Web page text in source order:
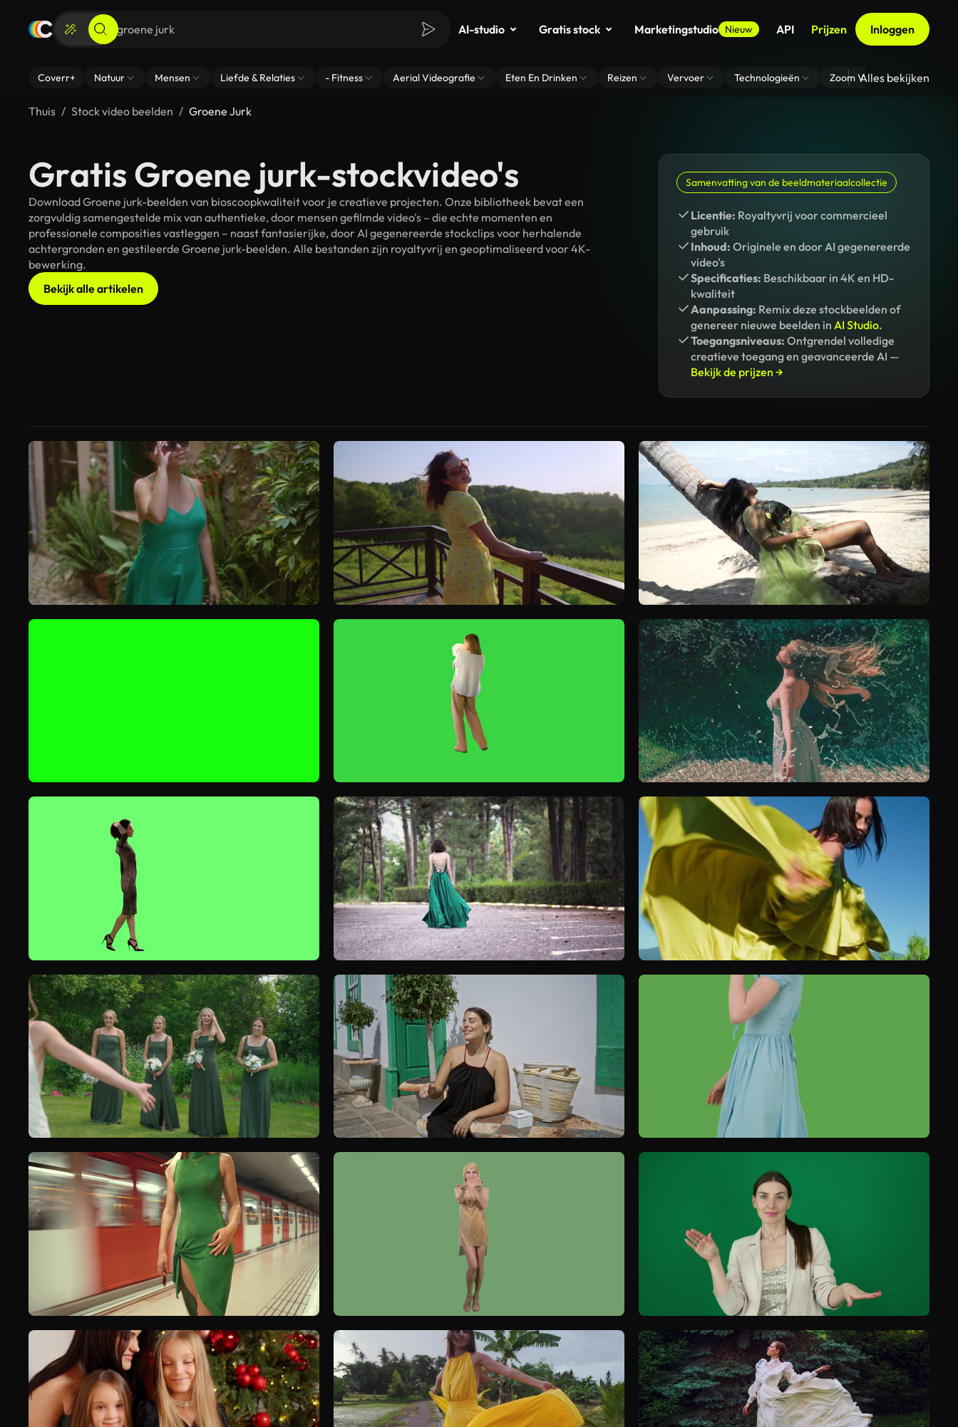
AI-studio Gratis stock Marketingstudio Nieuw API Prijzen Inloggen
Coverr+ Natuur Mensen Liefde & Relaties - Fitness Aerial Videografie Eten En Drinken Reizen Vervoer Technologieën Zoom Virtuele
Alles bekijken
Thuis Stock video beelden Groene Jurk
Gratis Groene jurk-stockvideo's
Download Groene jurk-beelden van bioscoopkwaliteit voor je creatieve projecten. Onze bibliotheek bevat een
zorgvuldig samengestelde mix van authentieke, door mensen gefilmde video's – die echte momenten en
professionele composities vastleggen – naast fantasierijke, door AI gegenereerde stockclips voor herhalende
achtergronden en gestileerde Groene jurk-beelden. Alle bestanden zijn royaltyvrij en geoptimaliseerd voor 4K-
bewerking.
Bekijk alle artikelen
Samenvatting van de beeldmateriaalcollectie
Licentie: Royaltyvrij voor commercieel
gebruik
Inhoud: Originele en door AI gegenereerde
video's
Specificaties: Beschikbaar in 4K en HD-
kwaliteit
Aanpassing: Remix deze stockbeelden of
genereer nieuwe beelden in AI Studio.
Toegangsniveaus: Ontgrendel volledige
creatieve toegang en geavanceerde AI —
Bekijk de prijzen →